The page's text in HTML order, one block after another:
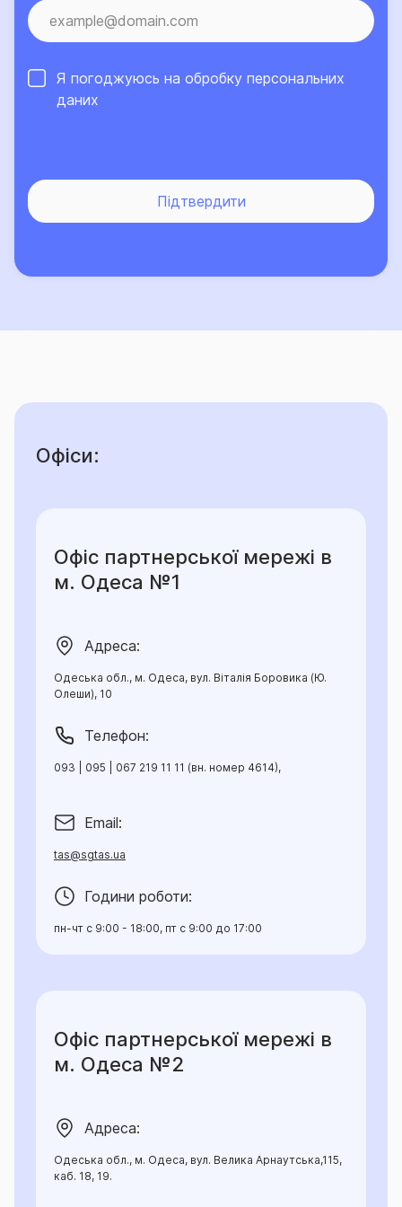
лише зростає.
Я погоджуюсь на обробку персональних
даних
Підтвердити
Офіси:
Офіс партнерської мережі в
м. Одеса №1
Адреса:
Одеська обл., м. Одеса, вул. Віталія Боровика (Ю.
Олеши), 10
Телефон:
093 | 095 | 067 219 11 11 (вн. номер 4614),
Email:
tas@sgtas.ua
Години роботи:
пн-чт с 9:00 - 18:00, пт с 9:00 до 17:00
Офіс партнерської мережі в
м. Одеса №2
Адреса:
Одеська обл., м. Одеса, вул. Велика Арнаутська,115,
каб. 18, 19.